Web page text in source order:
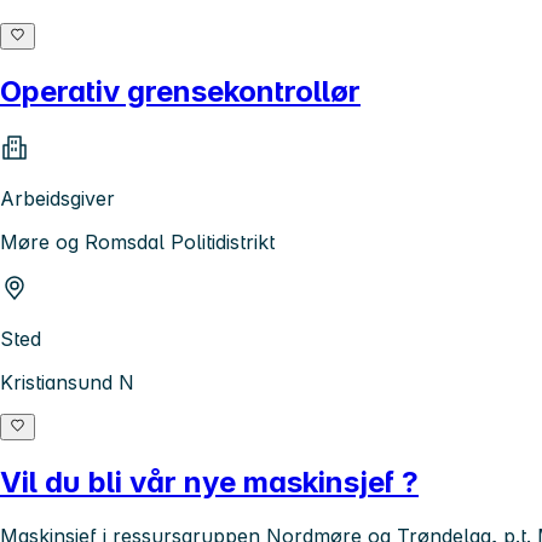
Operativ grensekontrollør
Arbeidsgiver
Møre og Romsdal Politidistrikt
Sted
Kristiansund N
Vil du bli vår nye maskinsjef ?
Maskinsjef i ressursgruppen Nordmøre og Trøndelag, p.t.